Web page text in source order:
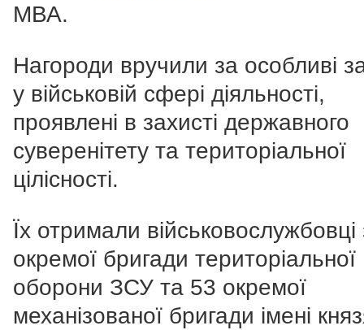
МВА.
Нагороди вручили за особливі
у військовій сфері діяльності,
проявлені в захисті державного
суверенітету та територіальної
цілісності.
Їх отримали військовослужбовці
окремої бригади територіальної
оборони ЗСУ та 53 окремої
механізованої бригади імені